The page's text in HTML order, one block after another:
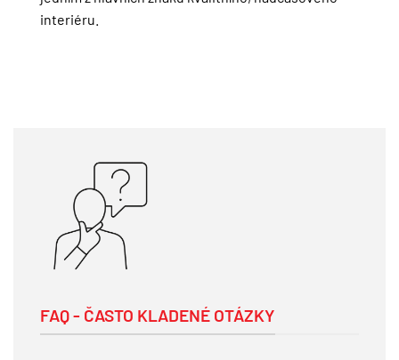
interiéru.
FAQ - ČASTO KLADENÉ OTÁZKY